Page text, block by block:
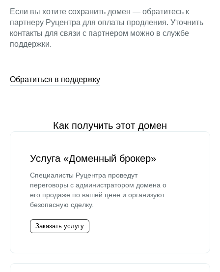
Если вы хотите сохранить домен — обратитесь к
партнеру Руцентра для оплаты продления. Уточнить
контакты для связи с партнером можно в службе
поддержки.
Обратиться в поддержку
Как получить этот домен
Услуга «Доменный брокер»
Специалисты Руцентра проведут
переговоры с администратором домена о
его продаже по вашей цене и организуют
безопасную сделку.
Заказать услугу